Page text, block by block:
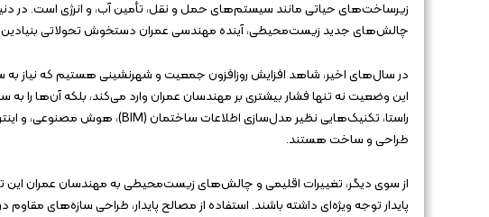
زیرساخت‌های حیاتی مانند سیستم‌های حمل و نقل، تأمین آب، و انرژی است. در
چالش‌های جدید زیست‌محیطی، آینده مهندسی عمران دستخوش تحولاتی
در سال‌های اخیر، شاهد افزایش روزافزون جمعیت و شهرنشینی هستیم که نیاز
این وضعیت نه تنها فشار بیشتری بر مهندسان عمران وارد می‌کند، بلکه آن‌ها را
طراحی و ساخت هستند.
از سوی دیگر، تغییرات اقلیمی و چالش‌های زیست‌محیطی به مهندسان عمران
پایدار توجه ویژه‌ای داشته باشند. استفاده از مصالح پایدار، طراحی سازه‌های مقاوم